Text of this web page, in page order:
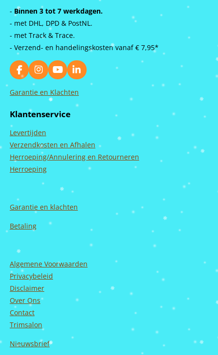
- Binnen 3 tot 7 werkdagen.
- met DHL, DPD & PostNL.
- met Track & Trace.
- Verzend- en handelingskosten vanaf € 7,95*
F
a
c
o
k
I
n
s
g
a
m
Y
o
u
u
b
L
i
n
e
Garantie en Klachten
Klantenservice
Levertijden
Verzendkosten en Afhalen
Herroeping/Annulering en Retourneren
Herroeping
Garantie en klachten
Betaling
Algemene Voorwaarden
Privacybeleid
Disclaimer
Over Ons
Contact
Trimsalon
Nieuwsbrief